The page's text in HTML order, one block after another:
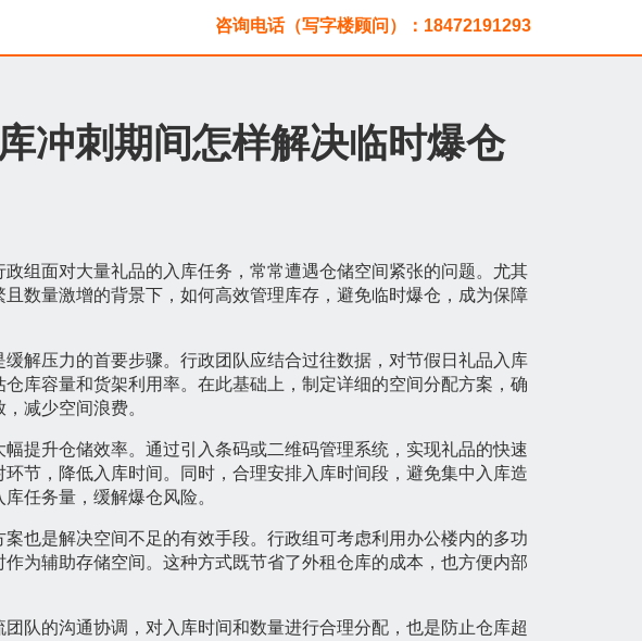
咨询电话（写字楼顾问）：18472191293
冲刺期间怎样解决临时爆仓
组面对大量礼品的入库任务，常常遭遇仓储空间紧张的问题。尤其
数量激增的背景下，如何高效管理库存，避免临时爆仓，成为保障
解压力的首要步骤。行政团队应结合过往数据，对节假日礼品入库
库容量和货架利用率。在此基础上，制定详细的空间分配方案，确
减少空间浪费。
提升仓储效率。通过引入条码或二维码管理系统，实现礼品的快速
节，降低入库时间。同时，合理安排入库时间段，避免集中入库造
任务量，缓解爆仓风险。
也是解决空间不足的有效手段。行政组可考虑利用办公楼内的多功
为辅助存储空间。这种方式既节省了外租仓库的成本，也方便内部
队的沟通协调，对入库时间和数量进行合理分配，也是防止仓库超